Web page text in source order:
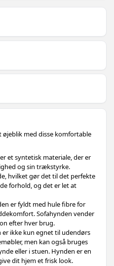
med disse komfortable
et syntetisk materiale, der er
og sin trækstyrke.
hvilket gør det til det perfekte
forhold, og det er let at
er fyldt med hule fibre for
Sofahynden vender
efter hver brug.
er ikke kun egnet til udendørs
men kan også bruges
eller i stuen. Hynden er en
dit hjem et frisk look.